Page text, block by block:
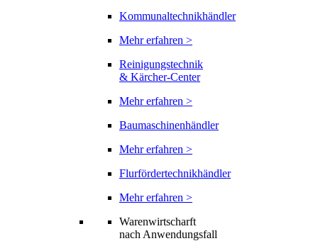
Kommunaltechnikhändler
Mehr erfahren >
Reinigungstechnik
& Kärcher-Center
Mehr erfahren >
Baumaschinenhändler
Mehr erfahren >
Flurfördertechnikhändler
Mehr erfahren >
Warenwirtscharft
nach Anwendungsfall